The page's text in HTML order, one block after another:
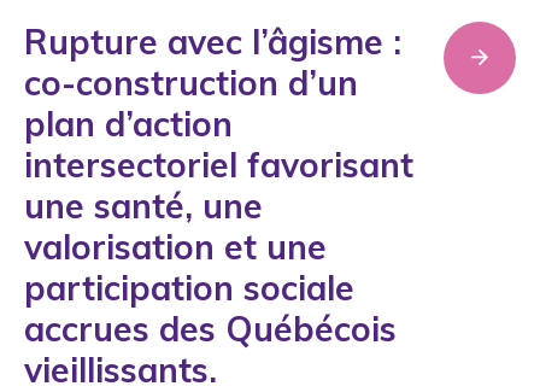
Rupture avec l’âgisme :
co-construction d’un
plan d’action
intersectoriel favorisant
une santé, une
valorisation et une
participation sociale
accrues des Québécois
vieillissants.